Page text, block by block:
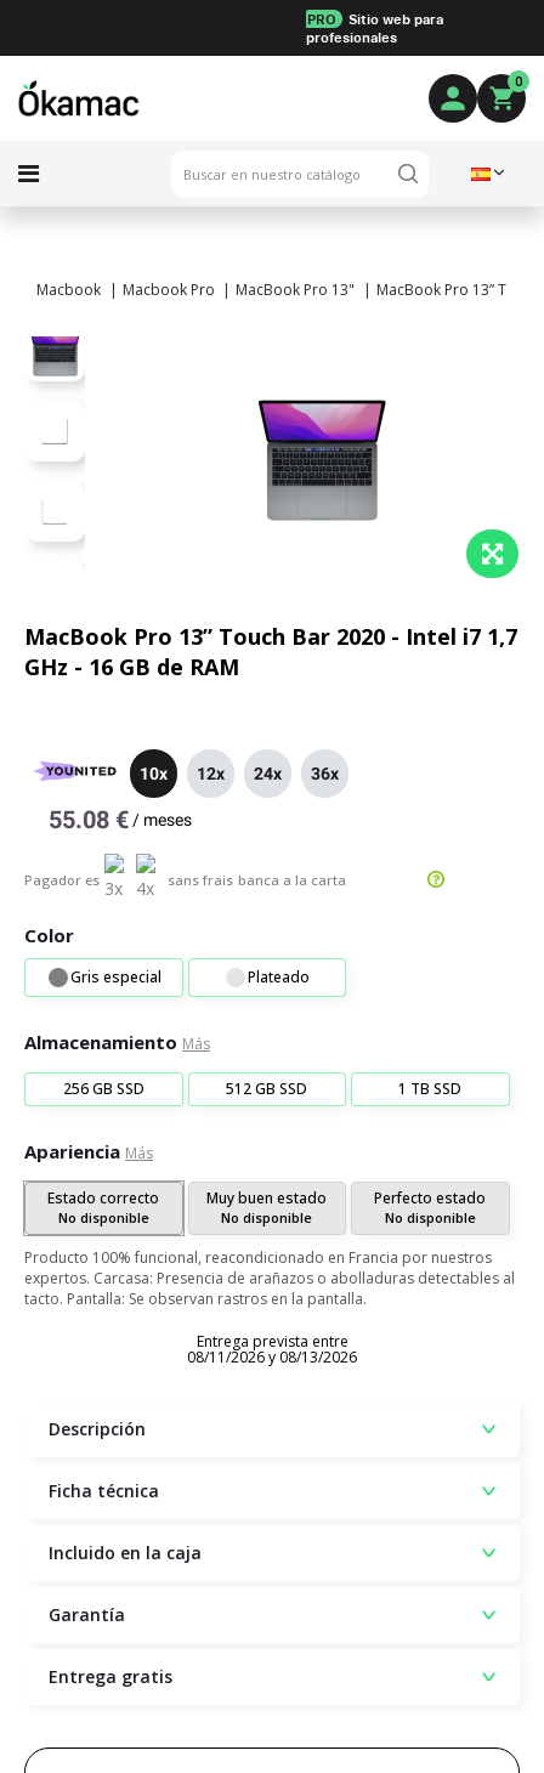
PRO
Sitio web para
profesionales
0
Macbook Macbook Pro MacBook Pro 13" MacBook Pro 13”
MacBook Pro 13” Touch Bar 2020 - Intel i7 1,7
GHz - 16 GB de RAM
10x 12x 24x 36x
55.08 € / meses
Pagador es sans frais banca a la carta
Color
Gris especial Plateado
Almacenamiento Más
256 GB SSD 512 GB SSD 1 TB SSD
Apariencia Más
Estado correcto
No disponible
Muy buen estado
No disponible
Perfecto estado
No disponible
Producto 100% funcional, reacondicionado en Francia por nuestros
expertos. Carcasa: Presencia de arañazos o abolladuras detectables al
tacto. Pantalla: Se observan rastros en la pantalla.
Entrega prevista entre
08/11/2026 y 08/13/2026
Descripción
Ficha técnica
Incluido en la caja
Garantía
Entrega gratis